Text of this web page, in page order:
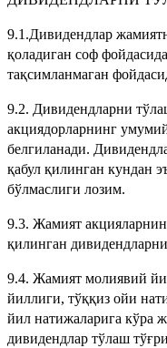
9.1.Дивидендлар
қоладиган соф
тақсимланмаган
9.2. Дивидендларни
акциядорларнинг
белгиланади.
қабул қилинган кундан
бўлмаслиги лозим.
9.3. Жамият
қилинган
9.4. Жамият молиявий
йиллиги, тўққиз ойи
йил натижаларига кўра
дивидендлар тўлаш